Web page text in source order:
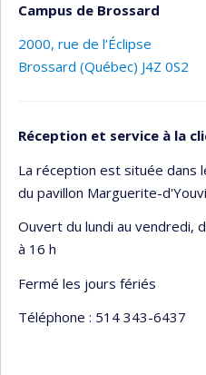
Campus de Brossard
2000, rue de l’Éclipse
Brossard (Québec) J4Z 0S2
Réception et service à la
La réception est située dans
du pavillon Marguerite-
Ouvert du lundi au vendredi,
à 16 h
Fermé les jours fériés
Téléphone : 514 343-6437